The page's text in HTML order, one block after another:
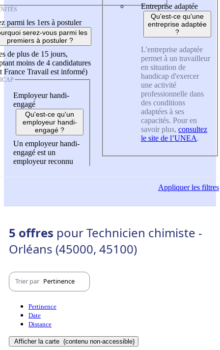
parmi les 1ers à postuler
serez-vous parmi les
premiers à postuler ?
de plus de 15 jours,
moins de 4 candidatures
France Travail est informé)
Employeur handi-
engagé
Qu'est-ce qu'un
employeur handi-
engagé ?
Un employeur handi-
engagé est un
employeur reconnu
Entreprise adaptée
Qu'est-ce qu'une
entreprise adaptée
?
L'entreprise adaptée
permet à un travailleur
en situation de
handicap d'exercer
une activité
professionnelle dans
des conditions
adaptées à ses
capacités. Pour en
savoir plus, consultez
le site de l’UNEA.
Appliquerles filtres
5 offres pour Technicien chimiste -
Orléans (45000, 45100)
Trier par Pertinence
Pertinence
Date
Distance
Afficher la carte (contenu non-accessible)